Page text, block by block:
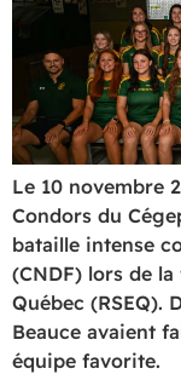
Le 10 novembre
Condors du
bataille intense
(CNDF) lors de
Québec (RSEQ).
Beauce avaient
équipe favorite.